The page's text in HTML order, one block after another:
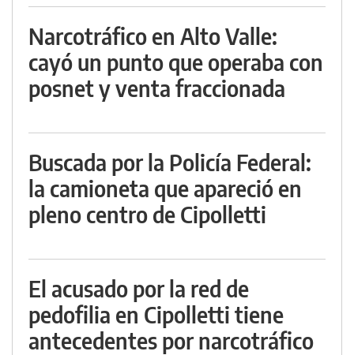
Narcotráfico en Alto Valle:
cayó un punto que operaba con
posnet y venta fraccionada
Buscada por la Policía Federal:
la camioneta que apareció en
pleno centro de Cipolletti
El acusado por la red de
pedofilia en Cipolletti tiene
antecedentes por narcotráfico